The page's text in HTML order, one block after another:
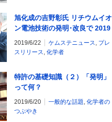
旭化成の吉野彰氏 リチウムイオ
ン電池技術の発明･改良で 2019
年欧州発明家賞を受賞
2019/6/22 ケムステニュース, プレ
スリリース, 化学者
特許の基礎知識（２）「発明」
って何？
2019/6/20 一般的な話題, 化学者の
つぶやき